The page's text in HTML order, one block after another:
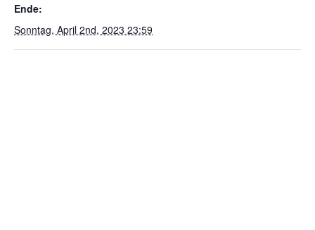
Ende:
Sonntag, April 2nd, 2023 23:59